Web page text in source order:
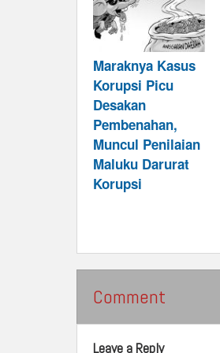
Maraknya Kasus
Korupsi Picu
Desakan
Pembenahan,
Muncul Penilaian
Maluku Darurat
Korupsi
Comment
Leave a Reply